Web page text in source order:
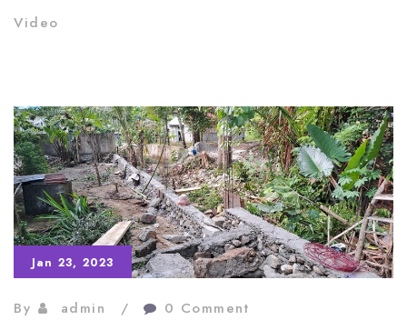
Video
Jan 23, 2023
By admin 0 Comment